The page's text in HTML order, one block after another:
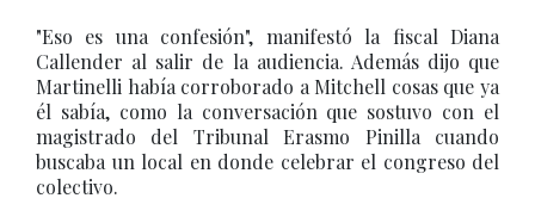
"Eso es una confesión", manifestó la fiscal Diana
Callender al salir de la audiencia. Además dijo que
Martinelli había corroborado a Mitchell cosas que ya
él sabía, como la conversación que sostuvo con el
magistrado del Tribunal Erasmo Pinilla cuando
buscaba un local en donde celebrar el congreso del
colectivo.